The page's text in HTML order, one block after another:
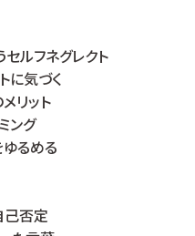
セルフネグレクト
に気づく
リット
ング
ゆるめる
己否定